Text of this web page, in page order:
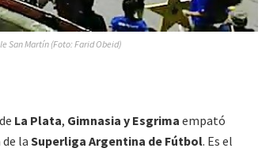
San Martín (Foto: Farid Obeid)
La Plata, Gimnasia y Esgrima empató
la Superliga Argentina de Fútbol. Es el